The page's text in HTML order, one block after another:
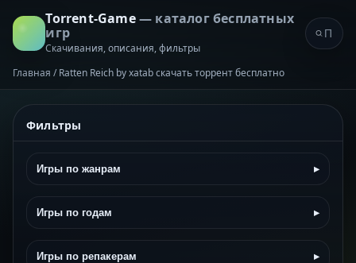
Torrent-Game— каталог бесплатных
игр
Скачивания, описания, фильтры
Главная / Ratten Reich by xatab скачать торрент бесплатно
Фильтры
Игры по жанрам ▸
Игры по годам ▸
Игры по репакерам ▸